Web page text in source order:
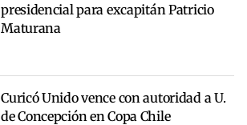
presidencial para excapitán Patricio
Maturana
Curicó Unido vence con autoridad a U.
de Concepción en Copa Chile